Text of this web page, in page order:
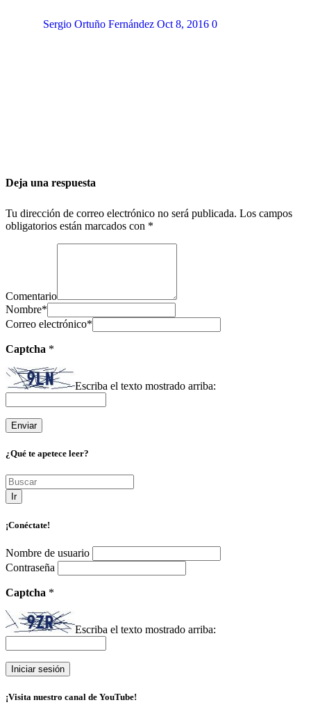
Sergio Ortuño Fernández Oct 8, 2016 0
Deja una respuesta
Tu dirección de correo electrónico no será publicada. Los campos
obligatorios están marcados con *
Comentario
Nombre*
Correo electrónico*
Captcha *
Escriba el texto mostrado arriba:
¿Qué te apetece leer?
Ir
¡Conéctate!
Nombre de usuario
Contraseña
Captcha *
Escriba el texto mostrado arriba:
¡Visita nuestro canal de YouTube!